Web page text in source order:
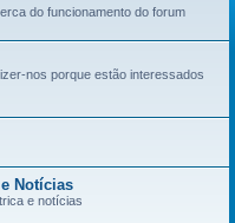
i
r
do funcionamento do forum
nos porque estão interessados
Notícias
e notícias